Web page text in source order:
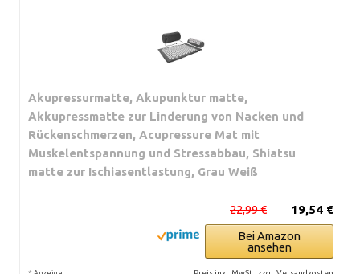
Akupressurmatte, Akupunktur matte,
Akkupressmatte zur Linderung von Nacken und
Rückenschmerzen, Acupressure Mat mit
Muskelentspannung und Stressabbau, Shiatsu
matte zur Ischiasentlastung, Grau Weiß
19,54 €
22,99 €
Bei Amazon
ansehen